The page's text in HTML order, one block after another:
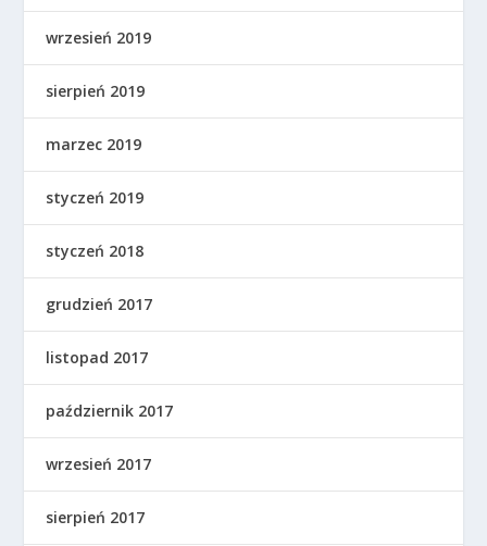
wrzesień 2019
sierpień 2019
marzec 2019
styczeń 2019
styczeń 2018
grudzień 2017
listopad 2017
październik 2017
wrzesień 2017
sierpień 2017